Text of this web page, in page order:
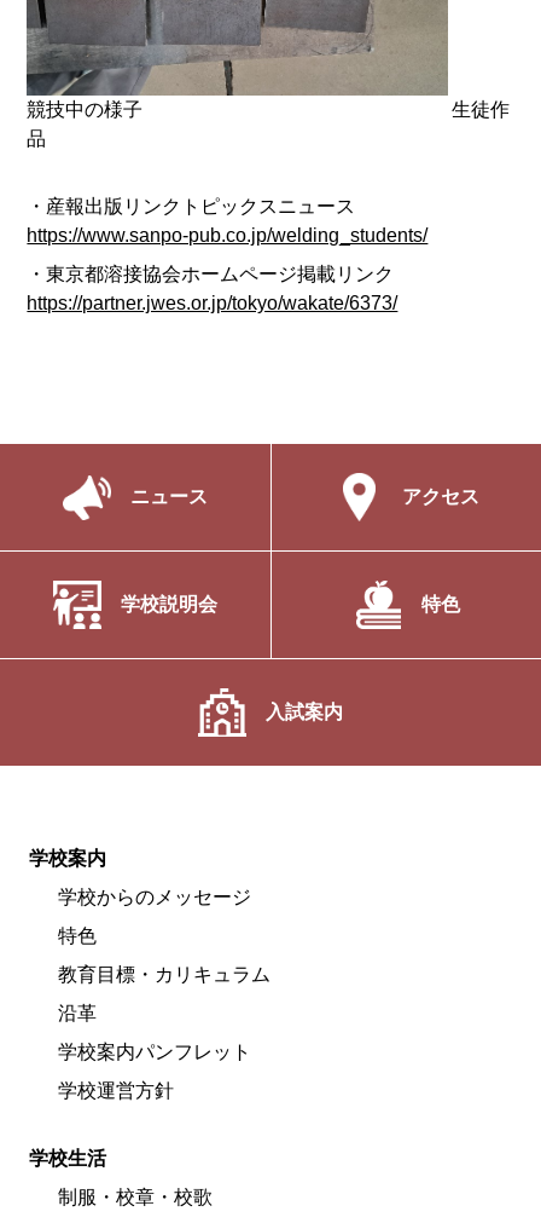
競技中の様子 生徒作
品
・産報出版リンクトピックスニュース
https://www.sanpo-pub.co.jp/welding_students/
・東京都溶接協会ホームページ掲載リンク
https://partner.jwes.or.jp/tokyo/wakate/6373/
ニュース アクセス
学校説明会 特色
入試案内
学校案内
学校からのメッセージ
特色
教育目標・カリキュラム
沿革
学校案内パンフレット
学校運営方針
学校生活
制服・校章・校歌